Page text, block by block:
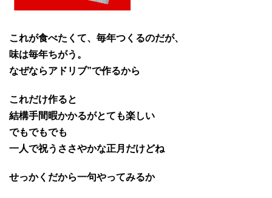
これが食べたくて、毎年つくるのだが、
味は毎年ちがう。
なぜならアドリブ”で作るから
これだけ作ると
結構手間暇かかるがとても楽しい
でもでもでも
一人で祝うささやかな正月だけどね
せっかくだから一句やってみるか